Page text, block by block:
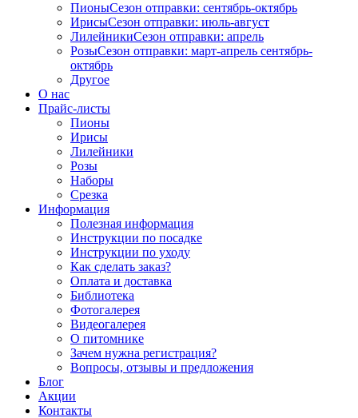
ПионыСезон отправки: сентябрь-октябрь
ИрисыСезон отправки: июль-август
ЛилейникиСезон отправки: апрель
РозыСезон отправки: март-апрель сентябрь-
октябрь
Другое
О нас
Прайс-листы
Пионы
Ирисы
Лилейники
Розы
Наборы
Срезка
Информация
Полезная информация
Инструкции по посадке
Инструкции по уходу
Как сделать заказ?
Оплата и доставка
Библиотека
Фотогалерея
Видеогалерея
О питомнике
Зачем нужна регистрация?
Вопросы, отзывы и предложения
Блог
Акции
Контакты